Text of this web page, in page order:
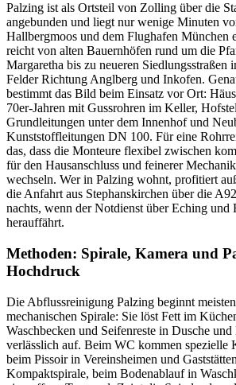
Palzing ist als Ortsteil von Zolling über die
angebunden und liegt nur wenige Minuten
Hallbergmoos und dem Flughafen München
reicht von alten Bauernhöfen rund um die
Margaretha bis zu neueren Siedlungsstraßen
Felder Richtung Anglberg und Inkofen.
bestimmt das Bild beim Einsatz vor Ort:
70er-Jahren mit Gussrohren im Keller,
Grundleitungen unter dem Innenhof und
Kunststoffleitungen DN 100. Für eine
das, dass die Monteure flexibel zwischen
für den Hausanschluss und feinerer
wechseln. Wer in Palzing wohnt, profitiert
die Anfahrt aus Stephanskirchen über die
nachts, wenn der Notdienst über Eching und
herauffährt.
Methoden: Spirale, Kamera und
Hochdruck
Die Abflussreinigung Palzing beginnt
mechanischen Spirale: Sie löst Fett im
Waschbecken und Seifenreste in Dusche
verlässlich auf. Beim WC kommen spezielle
beim Pissoir in Vereinsheimen und
Kompaktspirale, beim Bodenablauf in